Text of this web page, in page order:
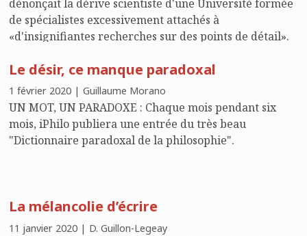
dénonçait la dérive scientiste d'une Université formée
de spécialistes excessivement attachés à
«d'insignifiantes recherches sur des points de détail».
Le désir, ce manque paradoxal
1 février 2020 | Guillaume Morano
UN MOT, UN PARADOXE : Chaque mois pendant six
mois, iPhilo publiera une entrée du très beau
"Dictionnaire paradoxal de la philosophie".
La mélancolie d’écrire
11 janvier 2020 | D. Guillon-Legeay